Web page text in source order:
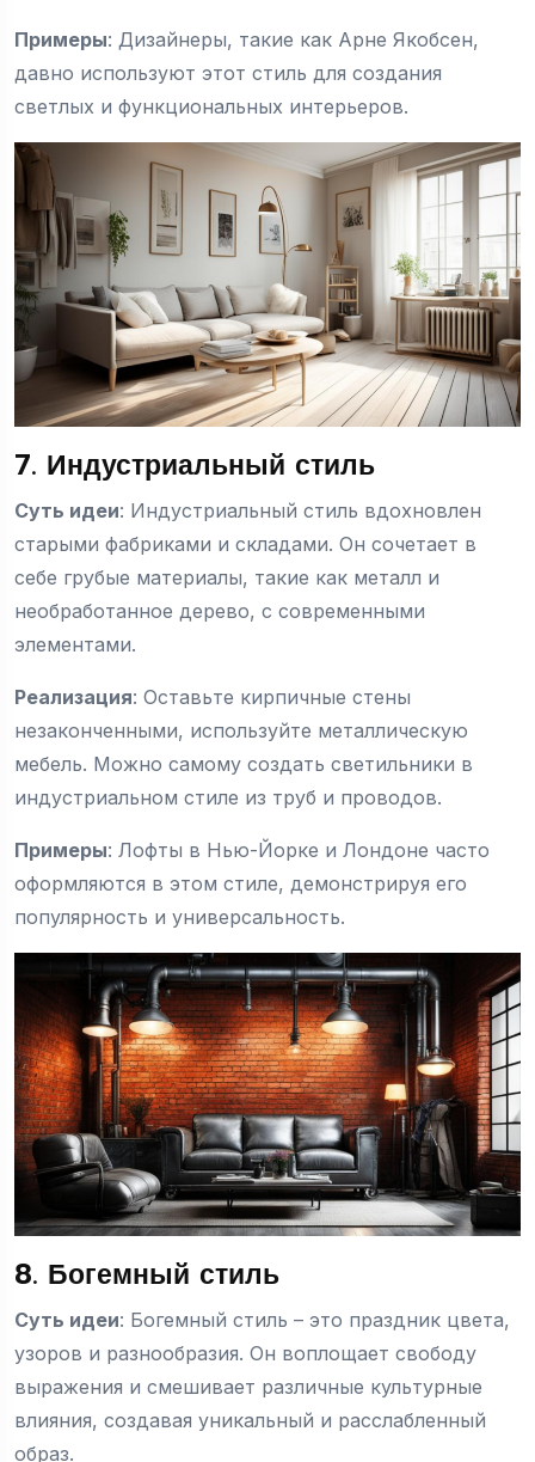
Примеры: Дизайнеры, такие как Арне Якобсен,
давно используют этот стиль для создания
светлых и функциональных интерьеров.
7. Индустриальный стиль
Суть идеи: Индустриальный стиль вдохновлен
старыми фабриками и складами. Он сочетает в
себе грубые материалы, такие как металл и
необработанное дерево, с современными
элементами.
Реализация: Оставьте кирпичные стены
незаконченными, используйте металлическую
мебель. Можно самому создать светильники в
индустриальном стиле из труб и проводов.
Примеры: Лофты в Нью-Йорке и Лондоне часто
оформляются в этом стиле, демонстрируя его
популярность и универсальность.
8. Богемный стиль
Суть идеи: Богемный стиль – это праздник цвета,
узоров и разнообразия. Он воплощает свободу
выражения и смешивает различные культурные
влияния, создавая уникальный и расслабленный
образ.